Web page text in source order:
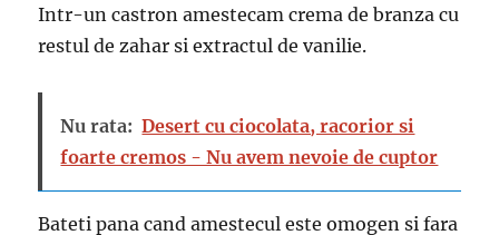
Intr-un castron amestecam crema de branza cu
restul de zahar si extractul de vanilie.
Nu rata: Desert cu ciocolata, racorior si
foarte cremos - Nu avem nevoie de cuptor
Bateti pana cand amestecul este omogen si fara